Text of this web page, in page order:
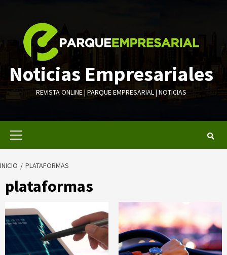
contenido
Noticias Empresariales
REVISTA ONLINE | PARQUE EMPRESARIAL | NOTICIAS
INICIO PLATAFORMAS
plataformas